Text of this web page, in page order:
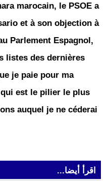
marocain, le PSOE a
et à son objection à
Parlement Espagnol,
listes des dernières
je paie pour ma
est le pilier le plus
auquel je ne céderai
اقرأ أيضا...